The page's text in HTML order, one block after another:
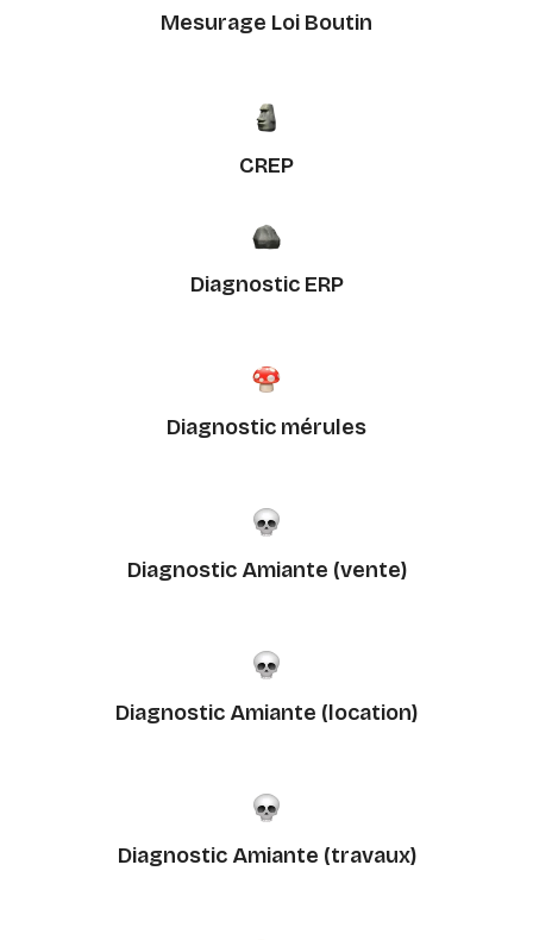
Mesurage Loi Boutin
CREP
Diagnostic ERP
Diagnostic mérules
Diagnostic Amiante (vente)
Diagnostic Amiante (location)
Diagnostic Amiante (travaux)